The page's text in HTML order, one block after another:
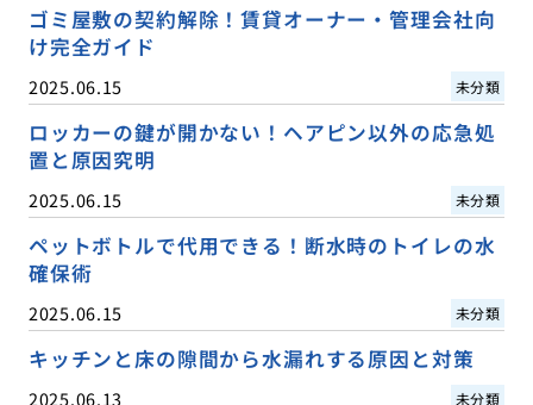
ゴミ屋敷の契約解除！賃貸オーナー・管理会社向
け完全ガイド
2025.06.15 未分類
ロッカーの鍵が開かない！ヘアピン以外の応急処
置と原因究明
2025.06.15 未分類
ペットボトルで代用できる！断水時のトイレの水
確保術
2025.06.15 未分類
キッチンと床の隙間から水漏れする原因と対策
2025.06.13 未分類